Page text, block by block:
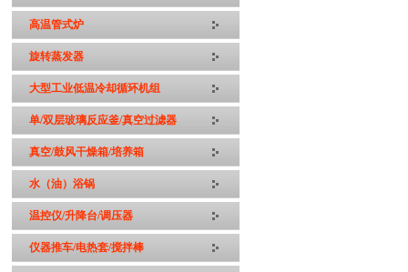
高温管式炉
旋转蒸发器
大型工业低温冷却循环机组
单/双层玻璃反应釜/真空过滤器
真空/鼓风干燥箱/培养箱
水（油）浴锅
温控仪/升降台/调压器
仪器推车/电热套/搅拌棒